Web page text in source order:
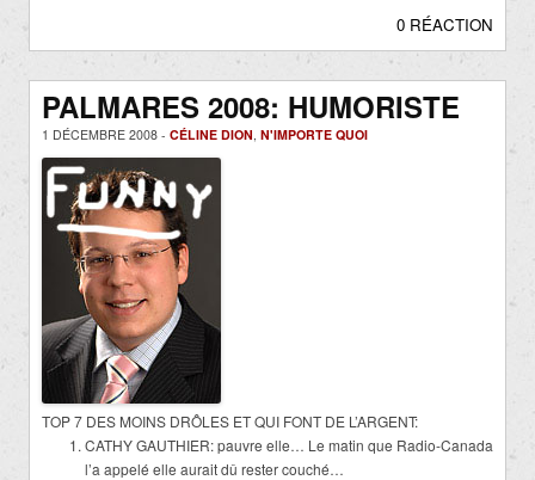
0 RÉACTION
PALMARES 2008: HUMORISTE
1 DÉCEMBRE 2008 - CÉLINE DION N'IMPORTE QUOI
TOP 7 DES MOINS DRÔLES ET QUI FONT DE L’ARGENT:
CATHY GAUTHIER: pauvre elle… Le matin que Radio-Canada
l’a appelé elle aurait dû rester couché…